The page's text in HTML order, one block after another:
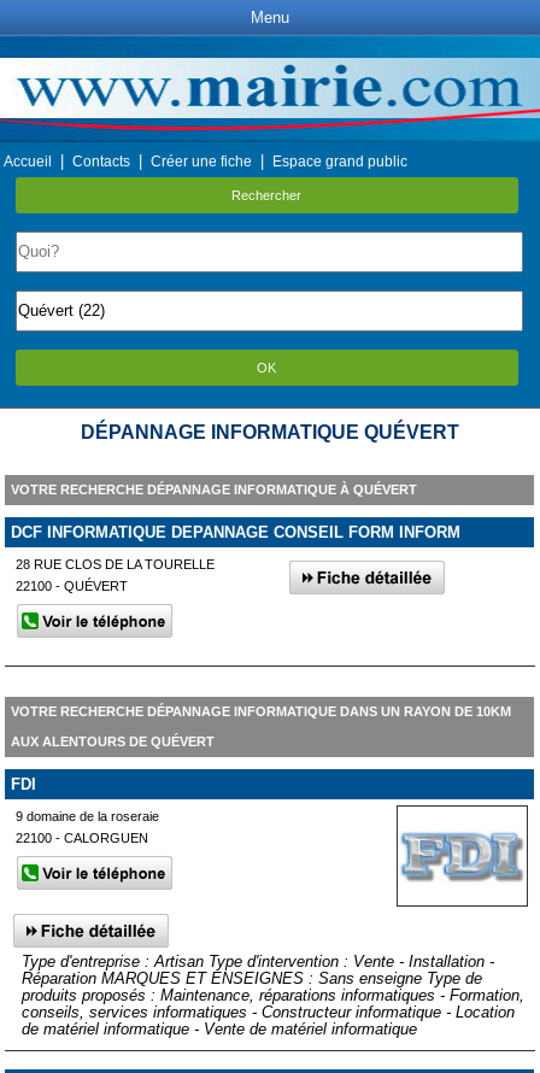
Menu
Accueil Contacts Créer une fiche Espace grand public
Rechercher
OK
DÉPANNAGE INFORMATIQUE QUÉVERT
VOTRE RECHERCHE DÉPANNAGE INFORMATIQUE À QUÉVERT
DCF INFORMATIQUE DEPANNAGE CONSEIL FORM INFORM
28 RUE CLOS DE LA TOURELLE
22100 - QUÉVERT
VOTRE RECHERCHE DÉPANNAGE INFORMATIQUE DANS UN RAYON DE 10KM
AUX ALENTOURS DE QUÉVERT
FDI
9 domaine de la roseraie
22100 - CALORGUEN
Type d'entreprise : Artisan Type d'intervention : Vente - Installation -
Réparation MARQUES ET ENSEIGNES : Sans enseigne Type de
produits proposés : Maintenance, réparations informatiques - Formation,
conseils, services informatiques - Constructeur informatique - Location
de matériel informatique - Vente de matériel informatique